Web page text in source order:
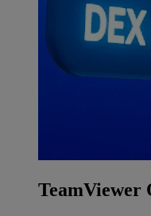
TeamViewer